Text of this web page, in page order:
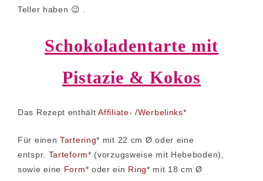
Teller haben 😉 .
Schokoladentarte mit
Pistazie & Kokos
Das Rezept enthältAffiliate- /Werbelinks*
Für einen Tartering* mit 22 cm Ø oder eine
entspr. Tarteform* (vorzugsweise mit Hebeboden),
sowie eine Form* oder ein Ring* mit 18 cm Ø